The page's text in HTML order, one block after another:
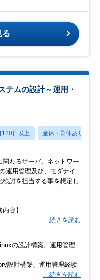
る
テムの設計～運用・
120日以上 産休・育休あり
関わるサーバ、ネットワー
運用管理及び、モダナイ
検討を担当する事を想定し
内容】
…続きを読む
の設計構築、運用管理
設計構築、運用管理経験
…続きを読む